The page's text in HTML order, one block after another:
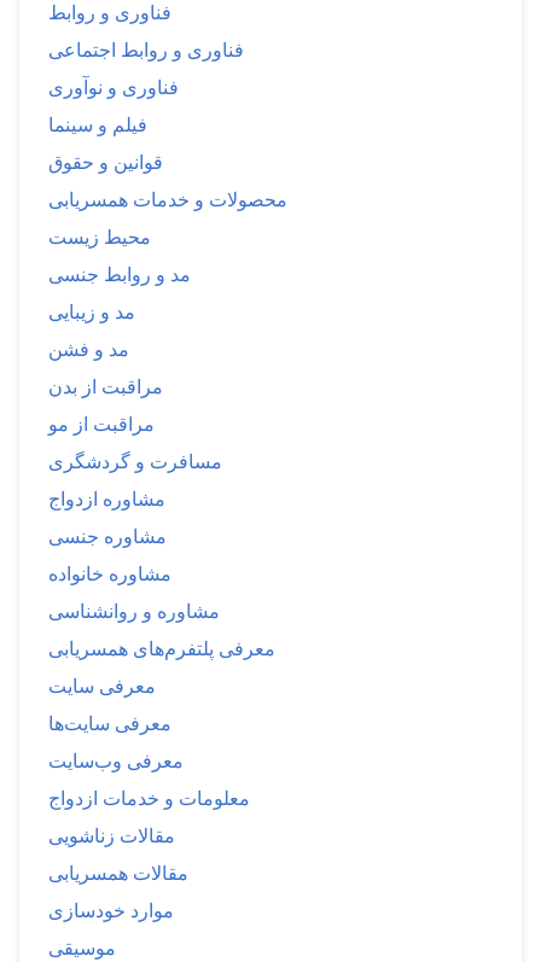
فناوری و روابط
فناوری و روابط اجتماعی
فناوری و نوآوری
فیلم و سینما
قوانین و حقوق
محصولات و خدمات همسریابی
محیط زیست
مد و روابط جنسی
مد و زیبایی
مد و فشن
مراقبت از بدن
مراقبت از مو
مسافرت و گردشگری
مشاوره ازدواج
مشاوره جنسی
مشاوره خانواده
مشاوره و روانشناسی
معرفی پلتفرم‌های همسریابی
معرفی سایت
معرفی سایت‌ها
معرفی وب‌سایت
معلومات و خدمات ازدواج
مقالات زناشویی
مقالات همسریابی
موارد خودسازی
موسیقی